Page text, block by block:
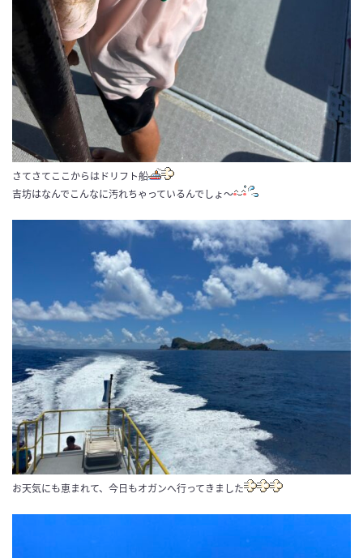
さてさてここからはドリフト船
吉坊はなんでこんなに汚れちゃっているんでしょ～
お天気にも恵まれて、今日もオガンへ行ってきました